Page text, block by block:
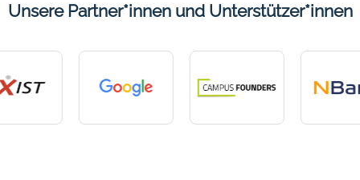
Unsere Partner*innen und Unterstützer*innen